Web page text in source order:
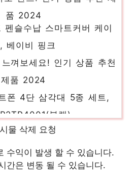
품 2024
펜슬수납 스마트커버 케이
베이비 핑크
껴보세요! 인기 상품 추천
제품 2024
폰 4단 삼각대 5종 세트,
B2TP4001(블랙)
한 최고의 선택 인기 상품
천 제품 2024
날벌레 차단용 에어커튼
6,출입문용(1200)
물 삭제 요청
수익이 발생 할 수 있습니다.
간은 변동 될 수 있습니다.